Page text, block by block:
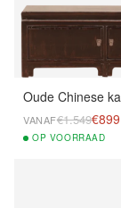
Oude Chinese
VANAF€1.549€899
OP VOORRAAD